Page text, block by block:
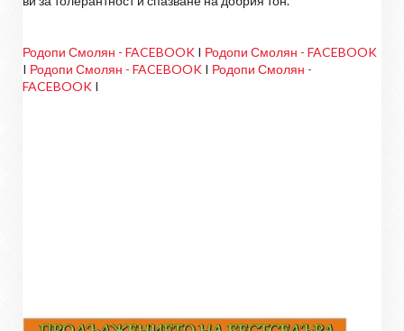
Родопи Смолян - FACEBOOK I Родопи Смолян - FACEBOOK
I Родопи Смолян - FACEBOOK I Родопи Смолян -
FACEBOOK I